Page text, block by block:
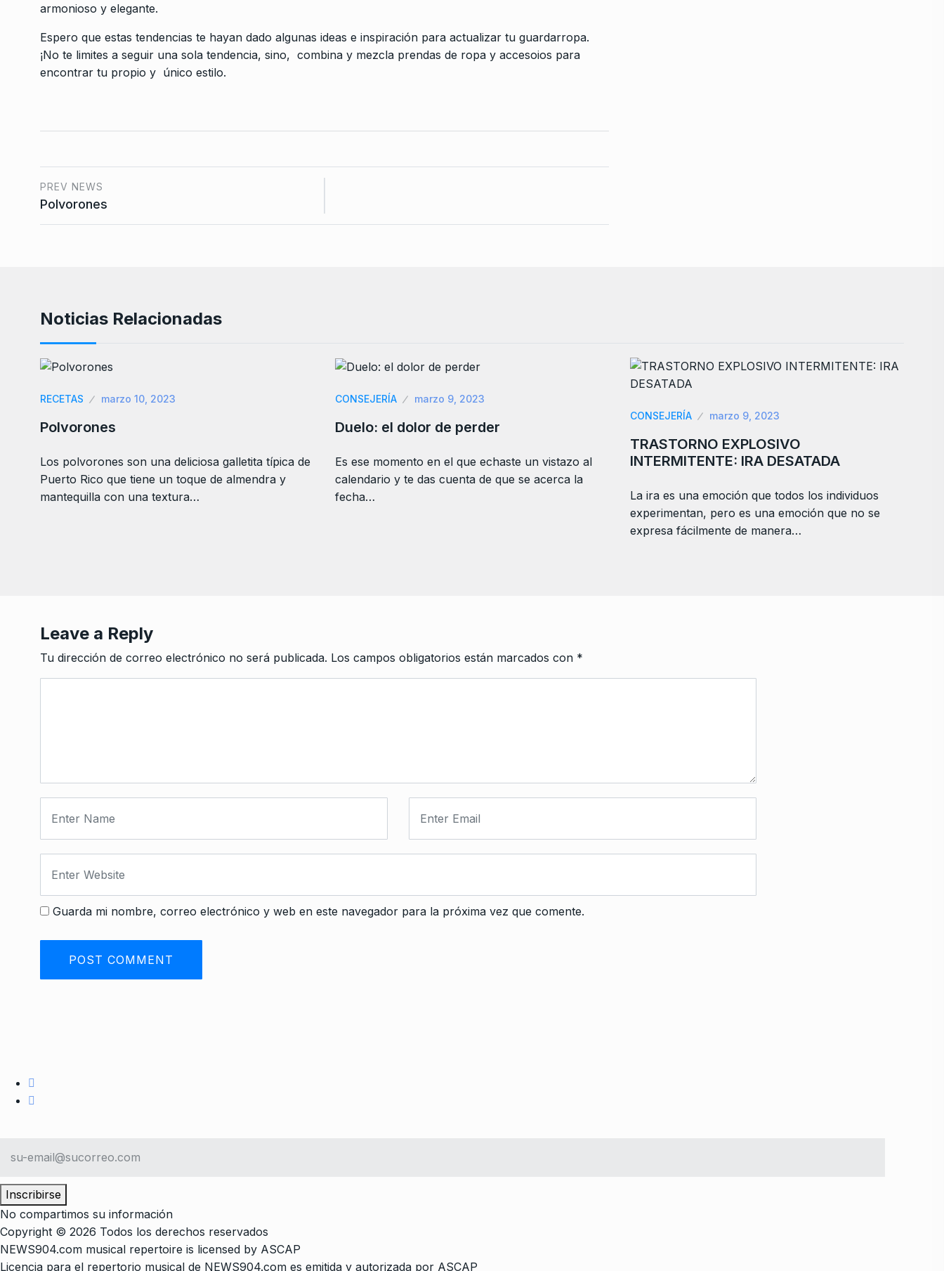
armonioso y elegante.
Espero que estas tendencias te hayan dado algunas ideas e inspiración para actualizar tu guardarropa.
¡No te limites a seguir una sola tendencia, sino, combina y mezcla prendas de ropa y accesoios para
encontrar tu propio y único estilo.
PREV NEWS
Polvorones
Noticias Relacionadas
RECETAS marzo 10, 2023
Polvorones
Los polvorones son una deliciosa galletita típica de
Puerto Rico que tiene un toque de almendra y
mantequilla con una textura…
CONSEJERÍA marzo 9, 2023
Duelo: el dolor de perder
Es ese momento en el que echaste un vistazo al
calendario y te das cuenta de que se acerca la
fecha…
CONSEJERÍA marzo 9, 2023
TRASTORNO EXPLOSIVO
INTERMITENTE: IRA DESATADA
La ira es una emoción que todos los individuos
experimentan, pero es una emoción que no se
expresa fácilmente de manera…
Leave a Reply
Tu dirección de correo electrónico no será publicada. Los campos obligatorios están marcados con *
Guarda mi nombre, correo electrónico y web en este navegador para la próxima vez que comente.
Inscribirse
No compartimos su información
Copyright © 2026 Todos los derechos reservados
NEWS904.com musical repertoire is licensed by ASCAP
Licencia para el repertorio musical de NEWS904.com es emitida y autorizada por ASCAP